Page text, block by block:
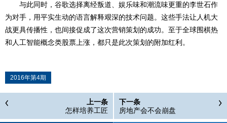
与此同时，谷歌选择离经叛道、娱乐味和潮流味更重的李世石作
为对手，用平实生动的语言解释艰深的技术问题。这些手法让人机大
战更具传播性，也间接促成了这次营销策划的成功。至于全球围棋热
和人工智能概念类股票上涨，都只是此次策划的附加红利。
2016年第4期
上一条
怎样培养工匠
下一条
房地产会不会崩盘